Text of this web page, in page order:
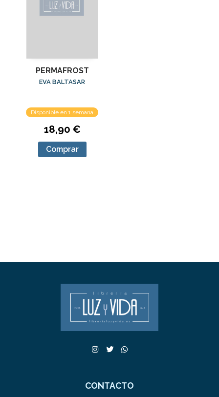
PERMAFROST
EVA BALTASAR
Disponible en 1 semana
18,90 €
Comprar
CONTACTO